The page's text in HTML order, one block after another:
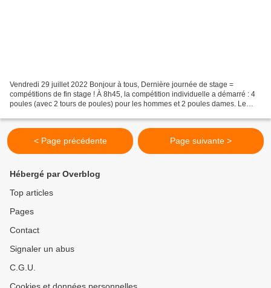
Vendredi 29 juillet 2022 Bonjour à tous, Dernière journée de stage =
compétitions de fin stage ! À 8h45, la compétition individuelle a démarré : 4
poules (avec 2 tours de poules) pour les hommes et 2 poules dames. Le
< Page précédente Page suivante >
Hébergé par Overblog
Top articles
Pages
Contact
Signaler un abus
C.G.U.